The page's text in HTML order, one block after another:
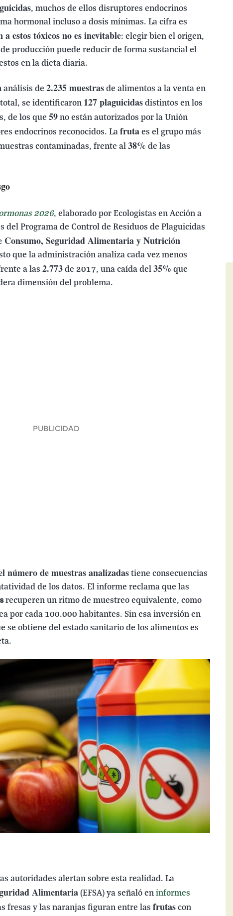
, muchos de ellos disruptores endocrinos
hormonal incluso a dosis mínimas. La cifra es
a estos tóxicos no es inevitable: elegir bien el origen,
producción puede reducir de forma sustancial el
en la dieta diaria.
análisis de 2.235 muestras de alimentos a la venta en
se identificaron 127 plaguicidas distintos en los
de los que 59 no están autorizados por la Unión
endocrinos reconocidos. La fruta es el grupo más
contaminadas, frente al 38% de las
2026, elaborado por Ecologistas en Acción a
del Programa de Control de Residuos de Plaguicidas
Consumo, Seguridad Alimentaria y Nutrición
que la administración analiza cada vez menos
a las 2.773 de 2017, una caída del 35% que
dimensión del problema.
número de muestras analizadas tiene consecuencias
de los datos. El informe reclama que las
recuperen un ritmo de muestreo equivalente, como
por cada 100.000 habitantes. Sin esa inversión en
se obtiene del estado sanitario de los alimentos es
autoridades alertan sobre esta realidad. La
Alimentaria (EFSA) ya señaló en informes
fresas y las naranjas figuran entre las frutas con